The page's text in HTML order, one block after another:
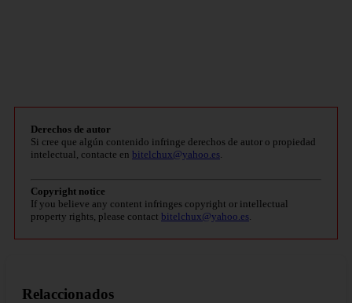
Derechos de autor
Si cree que algún contenido infringe derechos de autor o propiedad
intelectual, contacte en bitelchux@yahoo.es.
Copyright notice
If you believe any content infringes copyright or intellectual
property rights, please contact bitelchux@yahoo.es.
Relaccionados